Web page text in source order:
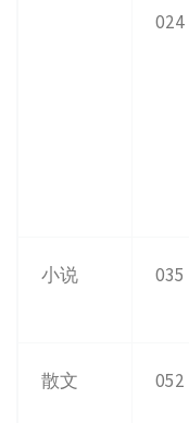
024
小说 035
散文 052